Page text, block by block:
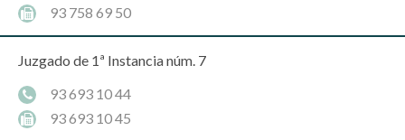
93 758 69 50
Juzgado de 1ª Instancia núm. 7
93 693 10 44
93 693 10 45